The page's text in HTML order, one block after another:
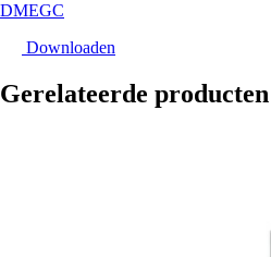
DMEGC
Downloaden
Gerelateerde producten